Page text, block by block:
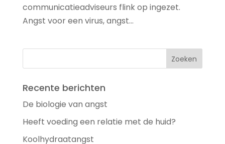
communicatieadviseurs flink op ingezet.
Angst voor een virus, angst...
Recente berichten
De biologie van angst
Heeft voeding een relatie met de huid?
Koolhydraatangst